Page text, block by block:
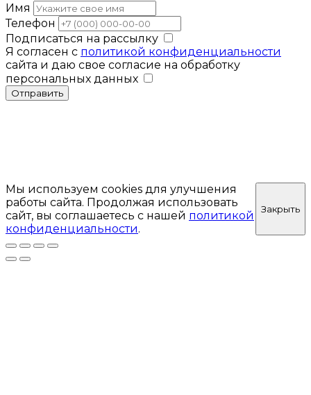
Имя
Телефон
Подписаться на рассылку
Я согласен с политикой конфиденциальности
сайта и даю свое согласие на обработку
персональных данных
Отправить
Мы используем cookies для улучшения
работы сайта. Продолжая использовать
сайт, вы соглашаетесь с нашей политикой
конфиденциальности.
Закрыть